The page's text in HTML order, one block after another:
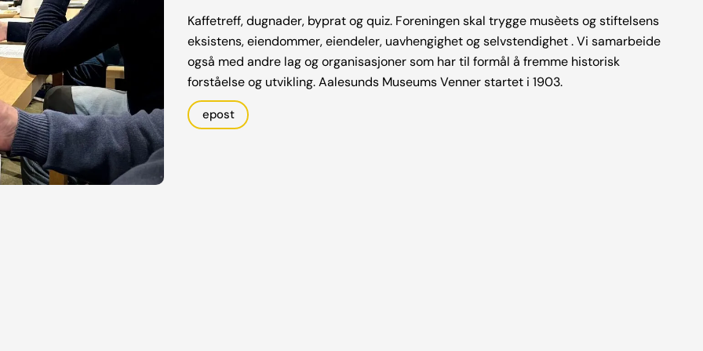
Kaffetreff, dugnader, byprat og quiz. Foreningen skal trygge musèets og stiftelsens
eksistens, eiendommer, eiendeler, uavhengighet og selvstendighet . Vi samarbeide
også med andre lag og organisasjoner som har til formål å fremme historisk
forståelse og utvikling. Aalesunds Museums Venner startet i 1903.
epost